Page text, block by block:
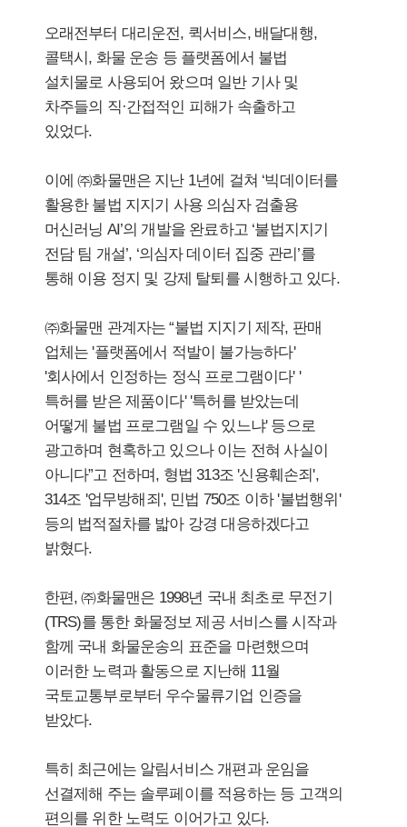
오래전부터 대리운전, 퀵서비스, 배달대행,
콜택시, 화물 운송 등 플랫폼에서 불법
설치물로 사용되어 왔으며 일반 기사 및
차주들의 직·간접적인 피해가 속출하고
있었다.
이에 ㈜화물맨은 지난 1년에 걸쳐 ‘빅데이터를
활용한 불법 지지기 사용 의심자 검출용
머신러닝 AI’의 개발을 완료하고 ‘불법지지기
전담 팀 개설’, ‘의심자 데이터 집중 관리’를
통해 이용 정지 및 강제 탈퇴를 시행하고 있다.
㈜화물맨 관계자는 “불법 지지기 제작, 판매
업체는 '플랫폼에서 적발이 불가능하다'
'회사에서 인정하는 정식 프로그램이다' '
특허를 받은 제품이다' '특허를 받았는데
어떻게 불법 프로그램일 수 있느냐' 등으로
광고하며 현혹하고 있으나 이는 전혀 사실이
아니다”고 전하며, 형법 313조 '신용훼손죄',
314조 '업무방해죄', 민법 750조 이하 '불법행위'
등의 법적절차를 밟아 강경 대응하겠다고
밝혔다.
한편, ㈜화물맨은 1998년 국내 최초로 무전기
(TRS)를 통한 화물정보 제공 서비스를 시작과
함께 국내 화물운송의 표준을 마련했으며
이러한 노력과 활동으로 지난해 11월
국토교통부로부터 우수물류기업 인증을
받았다.
특히 최근에는 알림서비스 개편과 운임을
선결제해 주는 솔루페이를 적용하는 등 고객의
편의를 위한 노력도 이어가고 있다.